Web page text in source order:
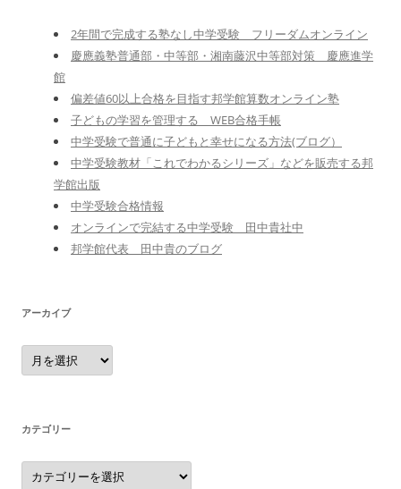
2年間で完成する塾なし中学受験 フリーダムオンライン
慶應義塾普通部・中等部・湘南藤沢中等部対策 慶應進学
館
偏差値60以上合格を目指す邦学館算数オンライン塾
子どもの学習を管理する WEB合格手帳
中学受験で普通に子どもと幸せになる方法(ブログ）
中学受験教材「これでわかるシリーズ」などを販売する邦
学館出版
中学受験合格情報
オンラインで完結する中学受験 田中貴社中
邦学館代表 田中貴のブログ
アーカイブ
ア
ー
カ
カテゴリー
カ
テ